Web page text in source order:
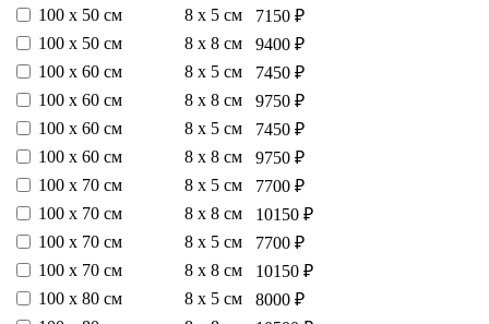
100 х 50 см
8 х 5 см
7150 ₽
100 х 50 см
8 х 8 см
9400 ₽
100 х 60 см
8 х 5 см
7450 ₽
100 х 60 см
8 х 8 см
9750 ₽
100 х 60 см
8 х 5 см
7450 ₽
100 х 60 см
8 х 8 см
9750 ₽
100 х 70 см
8 х 5 см
7700 ₽
100 х 70 см
8 х 8 см
10150 ₽
100 х 70 см
8 х 5 см
7700 ₽
100 х 70 см
8 х 8 см
10150 ₽
100 х 80 см
8 х 5 см
8000 ₽